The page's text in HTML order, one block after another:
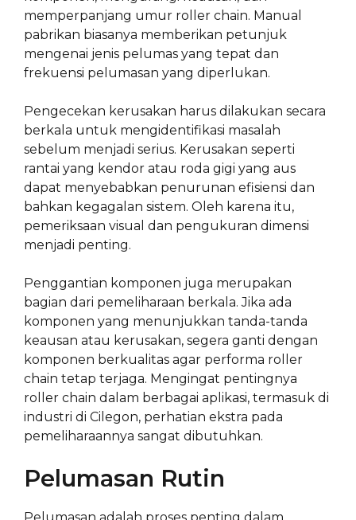
memperpanjang umur roller chain. Manual
pabrikan biasanya memberikan petunjuk
mengenai jenis pelumas yang tepat dan
frekuensi pelumasan yang diperlukan.
Pengecekan kerusakan harus dilakukan secara
berkala untuk mengidentifikasi masalah
sebelum menjadi serius. Kerusakan seperti
rantai yang kendor atau roda gigi yang aus
dapat menyebabkan penurunan efisiensi dan
bahkan kegagalan sistem. Oleh karena itu,
pemeriksaan visual dan pengukuran dimensi
menjadi penting.
Penggantian komponen juga merupakan
bagian dari pemeliharaan berkala. Jika ada
komponen yang menunjukkan tanda-tanda
keausan atau kerusakan, segera ganti dengan
komponen berkualitas agar performa roller
chain tetap terjaga. Mengingat pentingnya
roller chain dalam berbagai aplikasi, termasuk di
industri di Cilegon, perhatian ekstra pada
pemeliharaannya sangat dibutuhkan.
Pelumasan Rutin